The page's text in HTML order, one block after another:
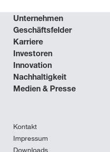
Unternehmen
Geschäftsfelder
Karriere
Investoren
Innovation
Nachhaltigkeit
Medien & Presse
Kontakt
Impressum
Downloads